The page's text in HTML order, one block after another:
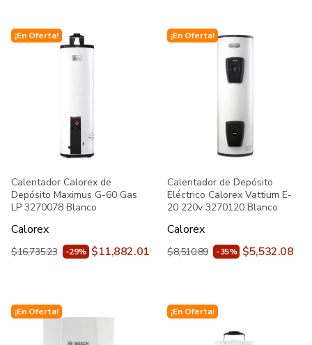
¡En Oferta!
Calentador Calorex de
Depósito Maximus G-60 Gas
LP 3270078 Blanco
Calorex
$16,735.23 -29% $11,882.01
¡En Oferta!
Calentador de Depósito
Eléctrico Calorex Vattium E-
20 220v 3270120 Blanco
Calorex
$8,510.89 -35% $5,532.08
¡En Oferta! ¡En Oferta!